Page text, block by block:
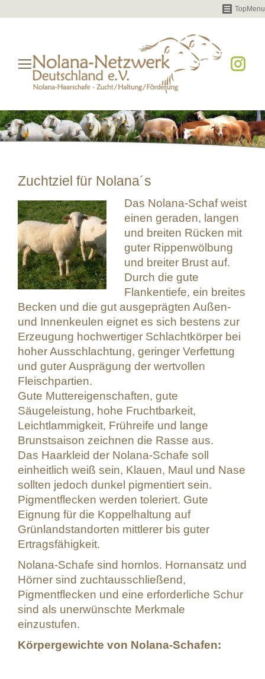
TopMenu
opens
in
new
Zuchtziel für Nolana´s
Das Nolana-Schaf weist
einen geraden, langen
und breiten Rücken mit
guter Rippenwölbung
und breiter Brust auf.
Durch die gute
Flankentiefe, ein breites
Becken und die gut ausgeprägten Außen-
und Innenkeulen eignet es sich bestens zur
Erzeugung hochwertiger Schlachtkörper bei
hoher Ausschlachtung, geringer Verfettung
und guter Ausprägung der wertvollen
Fleischpartien.
Gute Muttereigenschaften, gute
Säugeleistung, hohe Fruchtbarkeit,
Leichtlammigkeit, Frühreife und lange
Brunstsaison zeichnen die Rasse aus.
Das Haarkleid der Nolana-Schafe soll
einheitlich weiß sein, Klauen, Maul und Nase
sollten jedoch dunkel pigmentiert sein.
Pigmentflecken werden toleriert. Gute
Eignung für die Koppelhaltung auf
Grünlandstandorten mittlerer bis guter
Ertragsfähigkeit.
Nolana-Schafe sind hornlos. Hornansatz und
Hörner sind zuchtausschließend,
Pigmentflecken und eine erforderliche Schur
sind als unerwünschte Merkmale
einzustufen.
Körpergewichte von Nolana-Schafen: